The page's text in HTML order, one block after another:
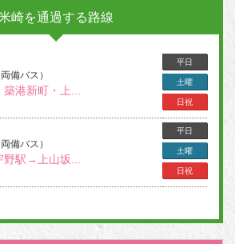
崎を通過する路線
備バス）
港新町・上...
平日
土曜
日祝
備バス）
駅→上山坂...
平日
土曜
日祝